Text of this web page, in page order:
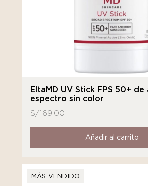
EltaMD UV Stick FPS 50+ de
espectro sin color
S/169.00
Añadir al carrito
MÁS VENDIDO